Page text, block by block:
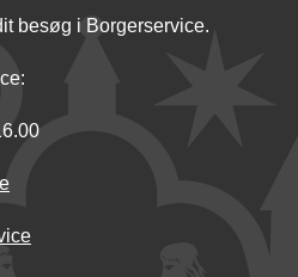
besøg i Borgerservice.